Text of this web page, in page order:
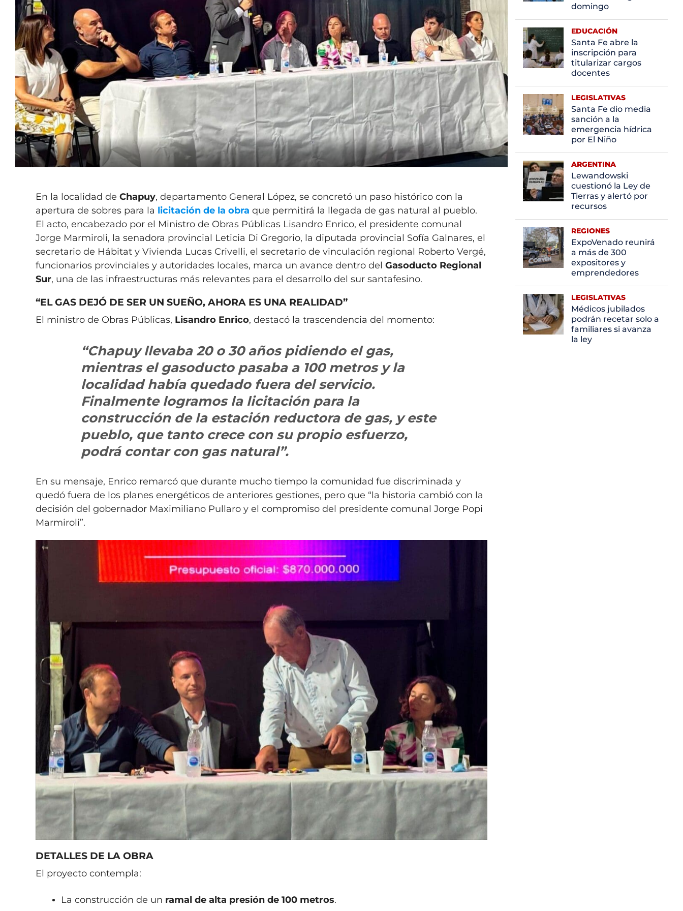
En la localidad deChapuy, departamento General López, se concretó un paso histórico con la
apertura de sobres para la licitación de la obra que permitirá la llegada de gas natural al pueblo.
El acto, encabezado por el Ministro de Obras Públicas Lisandro Enrico, el presidente comunal
Jorge Marmiroli, la senadora provincial Leticia Di Gregorio, la diputada provincial Sofía Galnares, el
secretario de Hábitat y Vivienda Lucas Crivelli, el secretario de vinculación regional Roberto Vergé,
funcionarios provinciales y autoridades locales, marca un avance dentro delGasoducto Regional
Sur, una de las infraestructuras más relevantes para el desarrollo del sur santafesino.
“EL GAS DEJÓ DE SER UN SUEÑO, AHORA ES UNA REALIDAD”
El ministro de Obras Públicas, Lisandro Enrico, destacó la trascendencia del momento:
“Chapuy llevaba 20 o 30 años pidiendo el gas,
mientras el gasoducto pasaba a 100 metros y la
localidad había quedado fuera del servicio.
Finalmente logramos la licitación para la
construcción de la estación reductora de gas, y este
pueblo, que tanto crece con su propio esfuerzo,
podrá contar con gas natural”.
En su mensaje, Enrico remarcó que durante mucho tiempo la comunidad fue discriminada y
quedó fuera de los planes energéticos de anteriores gestiones, pero que “la historia cambió con la
decisión del gobernador Maximiliano Pullaro y el compromiso del presidente comunal Jorge Popi
Marmiroli”.
DETALLES DE LA OBRA
El proyecto contempla:
La construcción de un ramal de alta presión de 100 metros.
domingo
EDUCACIÓN
Santa Fe abre la
inscripción para
titularizar cargos
docentes
LEGISLATIVAS
Santa Fe dio media
sanción a la
emergencia hídrica
por El Niño
ARGENTINA
Lewandowski
cuestionó la Ley de
Tierras y alertó por
recursos
REGIONES
ExpoVenado reunirá
a más de 300
expositores y
emprendedores
LEGISLATIVAS
Médicos jubilados
podrán recetar solo a
familiares si avanza
la ley